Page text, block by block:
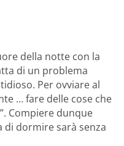
della notte con la
di un problema
Per ovviare al
… fare delle cose che
Compiere dunque
dormire sarà senza